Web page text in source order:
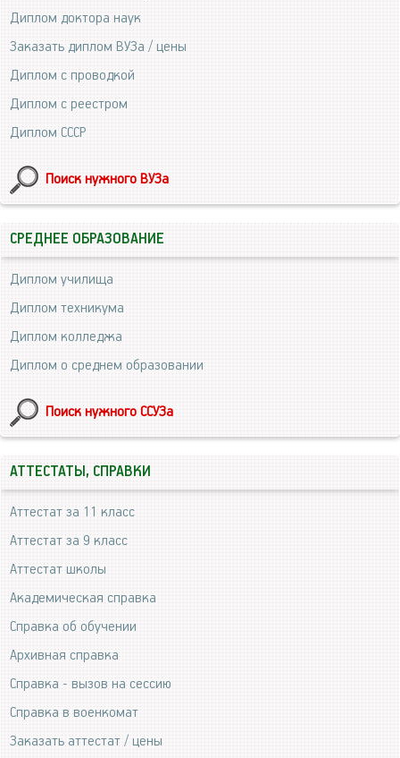
Диплом доктора наук
Заказать диплом ВУЗа / цены
Диплом с проводкой
Диплом с реестром
Диплом СССР
Поиск нужного ВУЗа
СРЕДНЕЕ ОБРАЗОВАНИЕ
Диплом училища
Диплом техникума
Диплом колледжа
Диплом о среднем образовании
Поиск нужного ССУЗа
АТТЕСТАТЫ, СПРАВКИ
Аттестат за 11 класс
Аттестат за 9 класс
Аттестат школы
Академическая справка
Справка об обучении
Архивная справка
Справка - вызов на сессию
Справка в военкомат
Заказать аттестат / цены